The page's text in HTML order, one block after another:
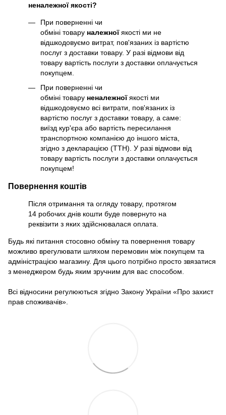
неналежної якості?
При поверненні чи
обміні товару належноїякості ми не
відшкодовуємо витрат, пов'язаних із вартістю
послуг з доставки товару. У разі відмови від
товару вартість послуги з доставки оплачується
покупцем.
При поверненні чи
обміні товару неналежноїякості ми
відшкодовуємо всі витрати, пов'язаних із
вартістю послуг з доставки товару, а саме:
виїзд кур'єра або вартість пересилання
транспортною компанією до іншого міста,
згідно з декларацією (ТТН). У разі відмови від
товару вартість послуги з доставки оплачується
покупцем!
Повернення коштів
Після отримання та огляду товару, протягом
14 робочих днів кошти буде повернуто на
реквізити з яких здійснювалася оплата.
Будь які питання стосовно обміну та повернення товару
можливо врегулювати шляхом перемовин між покупцем та
адміністрацією магазину. Для цього потрібно просто звязатися
з менеджером будь яким зручним для вас способом.
Всі відносини регулюються згідно Закону України «Про захист
прав споживачів».